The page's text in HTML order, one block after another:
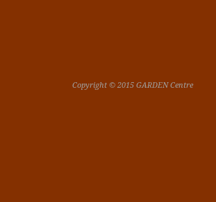
Copyright © 2015 GARDEN Centre